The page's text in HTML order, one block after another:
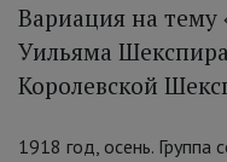
Вариация на
Уильяма
Королевской
1918 год, осень.